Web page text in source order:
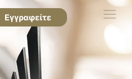
Εγγραφείτε